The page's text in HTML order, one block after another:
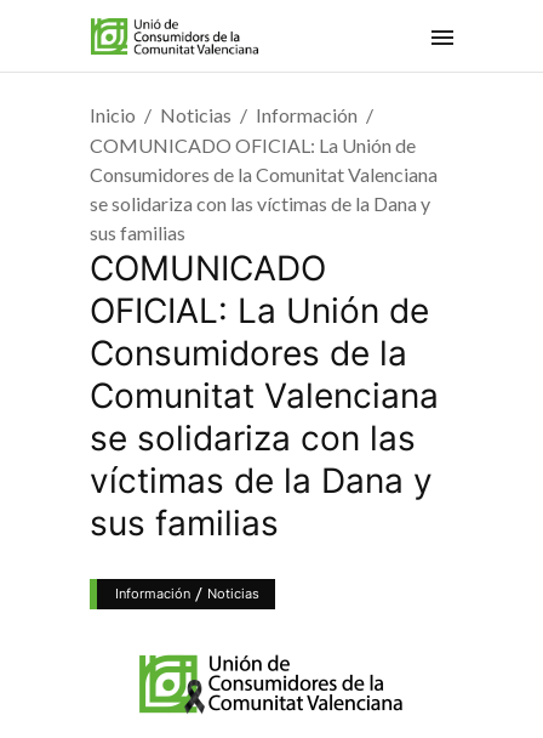
Inicio Noticias
Información
COMUNICADO OFICIAL: La Unión de
Consumidores de la Comunitat Valenciana
se solidariza con las víctimas de la Dana y
sus familias
COMUNICADO
OFICIAL: La Unión de
Consumidores de la
Comunitat Valenciana
se solidariza con las
víctimas de la Dana y
sus familias
Información / Noticias